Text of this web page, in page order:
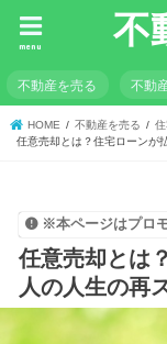
不
menu
不動産を売る 不動
HOME 不動産を売る
任意売却とは？住宅ローンが
※本ページはプロ
任意売却とは
人の人生の再